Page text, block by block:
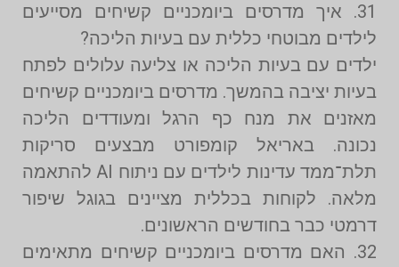
31. איך מדרסים ביומכניים קשיחים מסייעים
לילדים מבוטחי כללית עם בעיות הליכה?
ילדים עם בעיות הליכה או צליעה עלולים לפתח
בעיות יציבה בהמשך. מדרסים ביומכניים קשיחים
מאזנים את מנח כף הרגל ומעודדים הליכה
נכונה. באריאל קומפורט מבצעים סריקות
תלת־ממד עדינות לילדים עם ניתוח AI להתאמה
מלאה. לקוחות בכללית מציינים בגוגל שיפור
דרמטי כבר בחודשים הראשונים.
32. האם מדרסים ביומכניים קשיחים מתאימים